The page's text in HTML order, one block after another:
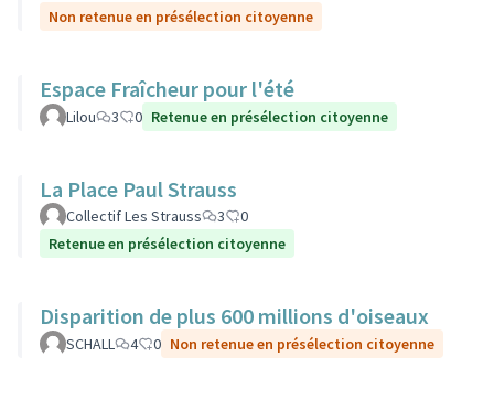
Non retenue en présélection citoyenne
Espace Fraîcheur pour l'été
Lilou 3 0 Retenue en présélection citoyenne
La Place Paul Strauss
Collectif Les Strauss 3
0
Retenue en présélection citoyenne
Disparition de plus 600 millions d'oiseaux
SCHALL 4 0 Non retenue en présélection citoyenne